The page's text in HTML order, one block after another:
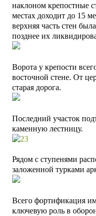
наклоном крепостные
местах доходит до 15
верхняя часть стен
позднее их
Ворота у крепости
восточной стене. От
старая дорога.
Последний участок
каменную лестницу.
Рядом с ступенями
заложенной турками
Всего фортификация
ключевую роль в